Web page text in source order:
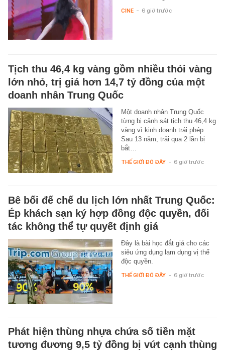
CINE - 6 giờ trước
Tịch thu 46,4 kg vàng gồm nhiều thỏi vàng
lớn nhỏ, trị giá hơn 14,7 tỷ đồng của một
doanh nhân Trung Quốc
Một doanh nhân Trung Quốc
từng bị cảnh sát tịch thu 46,4 kg
vàng vì kinh doanh trái phép.
Sau 13 năm, trải qua 2 lần bị
bắt…
THẾ GIỚI ĐÓ ĐÂY - 6 giờ trước
Bê bối đế chế du lịch lớn nhất Trung Quốc:
Ép khách sạn ký hợp đồng độc quyền, đối
tác không thể tự quyết định giá
Đây là bài học đắt giá cho các
siêu ứng dụng lạm dụng vị thế
độc quyền.
THẾ GIỚI ĐÓ ĐÂY - 6 giờ trước
Phát hiện thùng nhựa chứa số tiền mặt
tương đương 9,5 tỷ đồng bị vứt cạnh thùng